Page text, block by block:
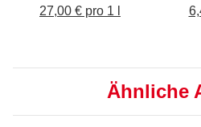
27,00 € pro 1 l
-
Ähnliche